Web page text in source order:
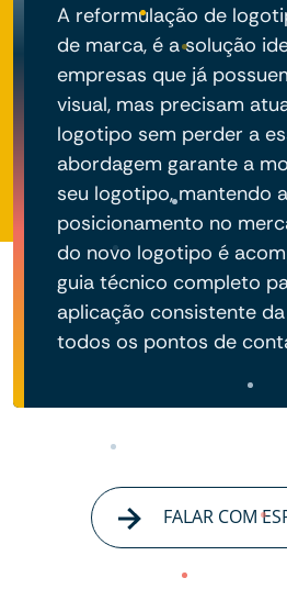
A reformulação de
de marca, é a solução
empresas que já
visual, mas precisam
logotipo sem perder a
abordagem garante a
seu logotipo, mantendo
posicionamento no
do novo logotipo é
guia técnico completo
aplicação consistente
todos os pontos de
FALAR COM